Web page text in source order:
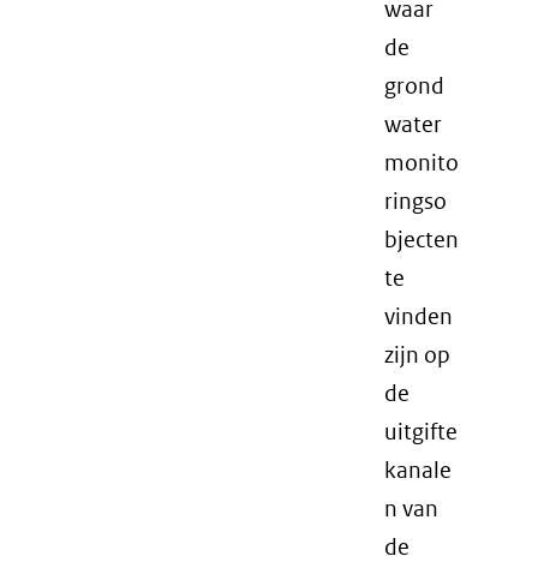
waar
de
grond
water
monito
ringso
bjecten
te
vinden
zijn op
de
uitgifte
kanale
n van
de